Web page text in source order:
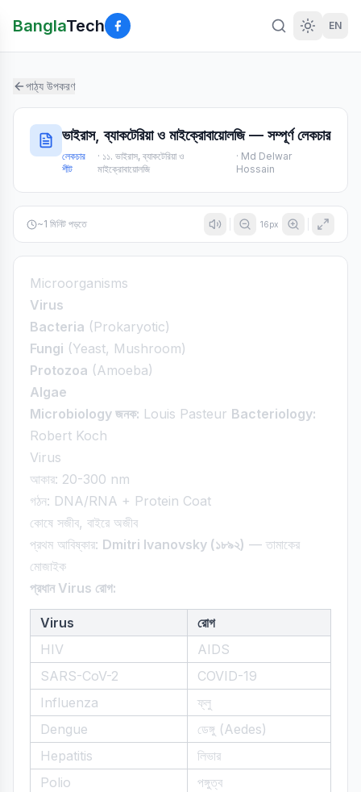
BanglaTech EN
পাঠ্য উপকরণ
ভাইরাস, ব্যাকটেরিয়া ও মাইক্রোবায়োলজি — সম্পূর্ণ লেকচার
লেকচার
শীট
· ১১. ভাইরাস, ব্যাকটেরিয়া ও
মাইক্রোবায়োলজি
· Md Delwar
Hossain
~1 মিনিট পড়তে 16px
Microorganisms
Virus
Bacteria (Prokaryotic)
Fungi (Yeast, Mushroom)
Protozoa (Amoeba)
Algae
Microbiology জনক: Louis Pasteur Bacteriology:
Robert Koch
Virus
আকার: 20-300 nm
গঠন: DNA/RNA + Protein Coat
কোষে সজীব, বাইরে অজীব
প্রথম আবিষ্কার: Dmitri Ivanovsky (১৮৯২) — তামাকের
মোজাইক
প্রধান Virus রোগ:
Virus
রোগ
HIV
AIDS
SARS-CoV-2
COVID-19
Influenza
ফ্লু
Dengue
ডেঙ্গু (Aedes)
Hepatitis
লিভার
Polio
পঙ্গুত্ব